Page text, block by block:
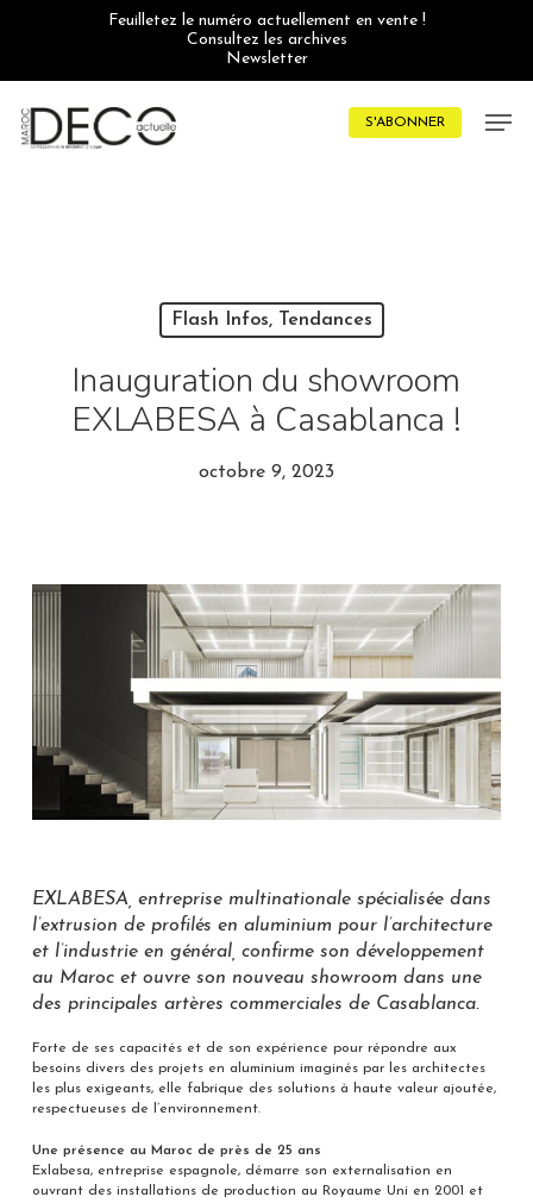
Feuilletez le numéro actuellement en vente !
Consultez les archives
Newsletter
S'ABONNER
Flash Infos, Tendances
Inauguration du showroom
EXLABESA à Casablanca !
octobre 9, 2023
EXLABESA, entreprise multinationale spécialisée dans
l’extrusion de profilés en aluminium pour l’architecture
et l’industrie en général, confirme son développement
au Maroc et ouvre son nouveau showroom dans une
des principales artères commerciales de Casablanca.
Forte de ses capacités et de son expérience pour répondre aux
besoins divers des projets en aluminium imaginés par les architectes
les plus exigeants, elle fabrique des solutions à haute valeur ajoutée,
respectueuses de l’environnement.
Une présence au Maroc de près de 25 ans
Exlabesa, entreprise espagnole, démarre son externalisation en
ouvrant des installations de production au Royaume Uni en 2001 et